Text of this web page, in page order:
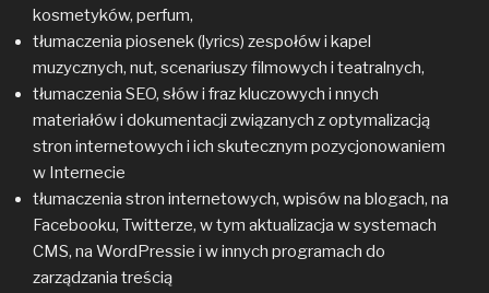
kosmetyków, perfum,
tłumaczenia piosenek (lyrics) zespołów i kapel
muzycznych, nut, scenariuszy filmowych i teatralnych,
tłumaczenia SEO, słów i fraz kluczowych i nnych
materiałów i dokumentacji związanych z optymalizacją
stron internetowych i ich skutecznym pozycjonowaniem
w Internecie
tłumaczenia stron internetowych, wpisów na blogach, na
Facebooku, Twitterze, w tym aktualizacja w systemach
CMS, na WordPressie i w innych programach do
zarządzania treścią